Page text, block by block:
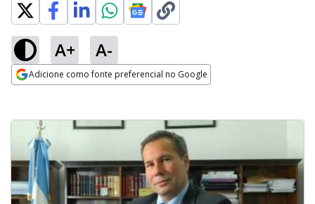
A+ A-
Adicione como fonte preferencial no Google